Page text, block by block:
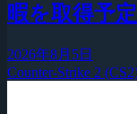
暇を取得予
2026年8月5日
Counter-Strike 2